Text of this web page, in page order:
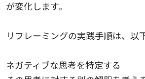
が変化します。
リフレーミングの実践手順は、以
ネガティブな思考を特定する